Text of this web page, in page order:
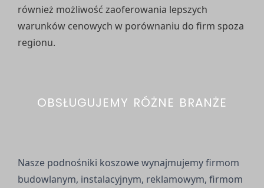
również możliwość zaoferowania lepszych
warunków cenowych w porównaniu do firm spoza
regionu.
OBSŁUGUJEMY RÓŻNE BRANŻE
Nasze podnośniki koszowe wynajmujemy firmom
budowlanym, instalacyjnym, reklamowym, firmom